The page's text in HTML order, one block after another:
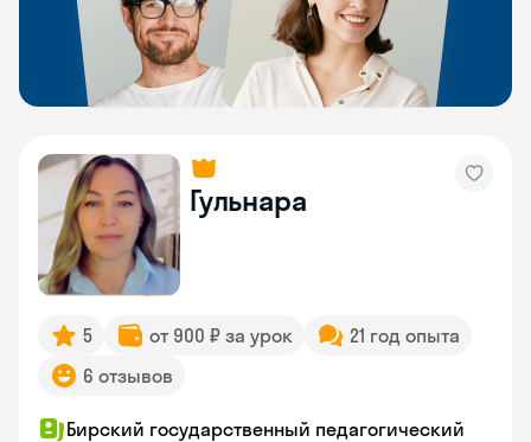
Гульнара
5 от 900 ₽ за урок
21 год опыта
6 отзывов
Бирский государственный педагогический